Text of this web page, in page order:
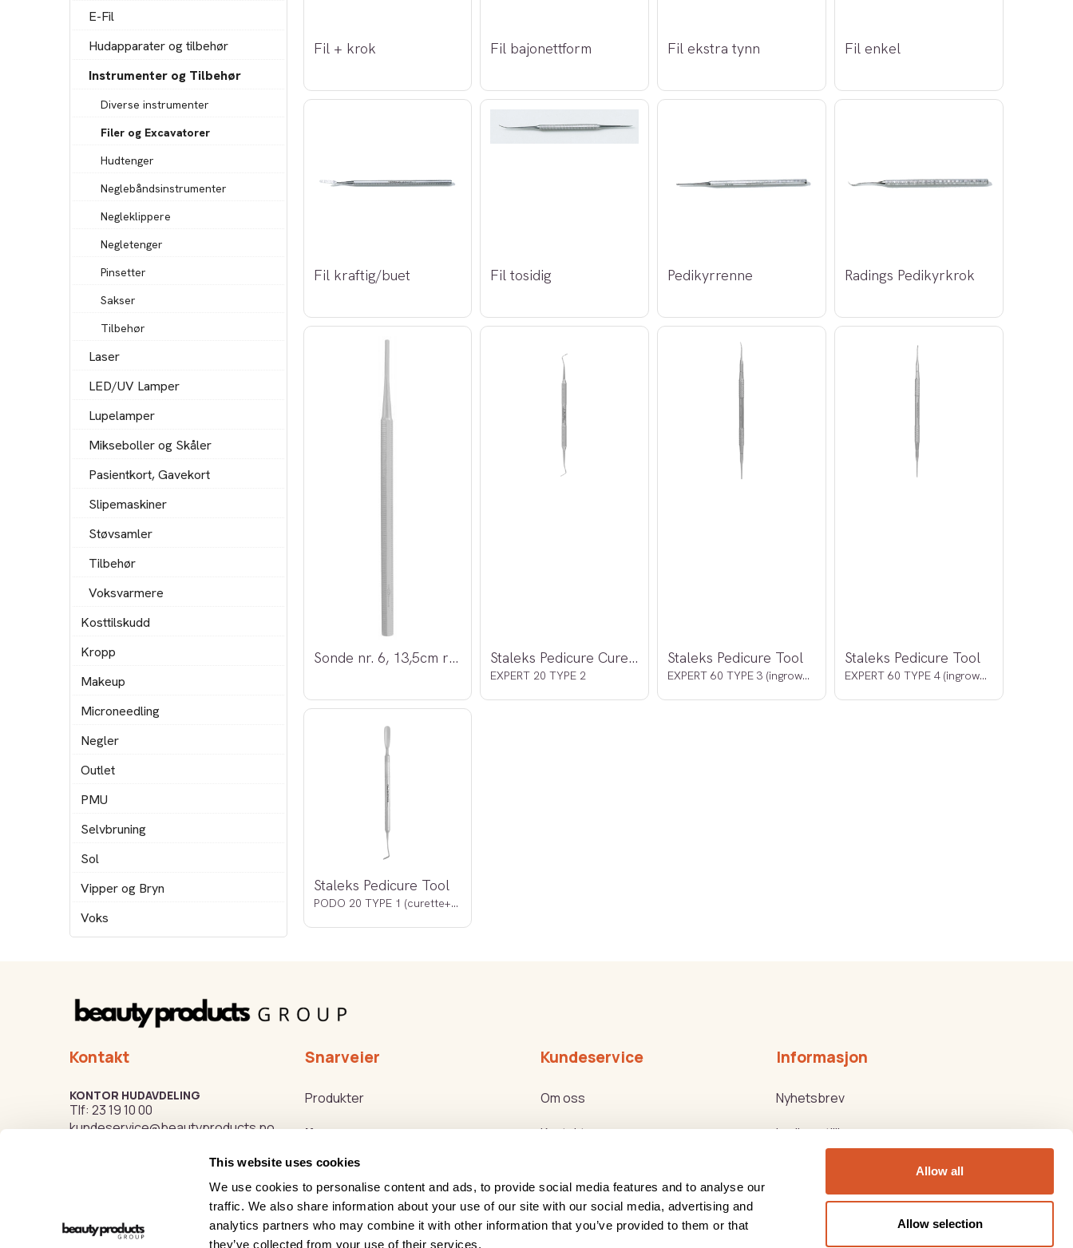
This website uses cookies
We use cookies to personalise content and ads, to provide social media features and to analyse our
traffic. We also share information about your use of our site with our social media, advertising and
analytics partners who may combine it with other information that you’ve provided to them or that
they’ve collected from your use of their services.
Allow all
Allow selection
E-Fil
Hudapparater og tilbehør
Instrumenter og Tilbehør
Diverse instrumenter
Filer og Excavatorer
Hudtenger
Neglebåndsinstrumenter
Negleklippere
Negletenger
Pinsetter
Sakser
Tilbehør
Laser
LED/UV Lamper
Lupelamper
Mikseboller og Skåler
Pasientkort, Gavekort
Slipemaskiner
Støvsamler
Tilbehør
Voksvarmere
Kosttilskudd
Kropp
Makeup
Microneedling
Negler
Outlet
PMU
Selvbruning
Sol
Vipper og Bryn
Voks
Fil + krok Fil bajonettform Fil ekstra tynn Fil enkel
Fil kraftig/buet Fil tosidig Pedikyrrenne Radings Pedikyrkrok
Sonde nr. 6, 13,5cm rustfri Staleks Pedicure Curette
EXPERT 20 TYPE 2
Staleks Pedicure Tool
EXPERT 60 TYPE 3 (ingrown toenail)
Staleks Pedicure Tool
EXPERT 60 TYPE 4 (ingrown toenail)
Staleks Pedicure Tool
PODO 20 TYPE 1 (curette+pusher)
Kontakt
KONTOR HUDAVDELING
Tlf: 23 19 10 00
kundeservice@beautyproducts.no
Org: 967110167
Snarveier
Produkter
Kurs
Varemerker
Beauty og Helse Akademiet
Hygge- og nyttemøter
Kundeservice
Om oss
Kontakt oss
Reklamasjon og retur
Informasjon
Nyhetsbrev
Ledige stillinger
Kjøps-/Leveringsbetingelser
Beauty Products
Thorsen Biovital